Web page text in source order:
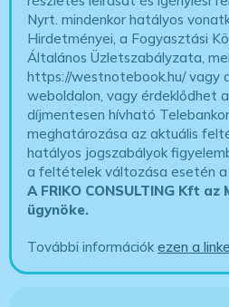
Nyrt. mindenkor hatályos
Hirdetményei, a Fogyasztási
Általános Üzletszabályzata,
https://westnotebook.hu/vagy
weboldalon, vagy érdeklődhet
díjmentesen hívható
meghatározása az aktuális
hatályos jogszabályok
a feltételek változása esetén
A FRIKO CONSULTING Kft
ügynöke.
További információkezen a